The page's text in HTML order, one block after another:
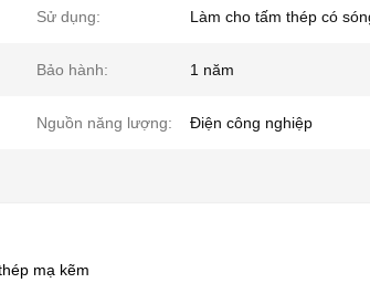
Sử dụng: Làm cho tấm thép có
Bảo hành: 1 năm
Nguồn năng lượng: Điện công nghiệp
mạ kẽm